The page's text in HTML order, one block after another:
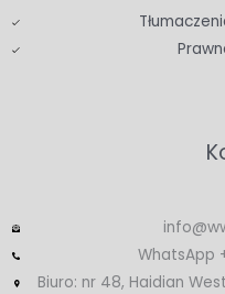
WhatsApp
Biuro: nr 48, Haidian